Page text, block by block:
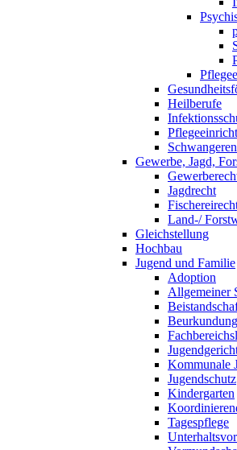
Heilberufe
Gewerbe, Jagd,
Jagdrecht
Land-/
Gleichstellung
Hochbau
Jugend und Familie
Adoption
Allgemeiner
Beurkundung
Kommunale
Jugendschutz
Kindergarten
Tagespflege